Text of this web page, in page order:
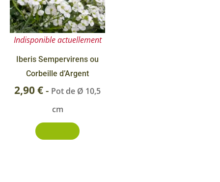
Indisponible actuellement
Iberis Sempervirens ou
Corbeille d’Argent
2,90€- Pot de Ø 10,5
cm